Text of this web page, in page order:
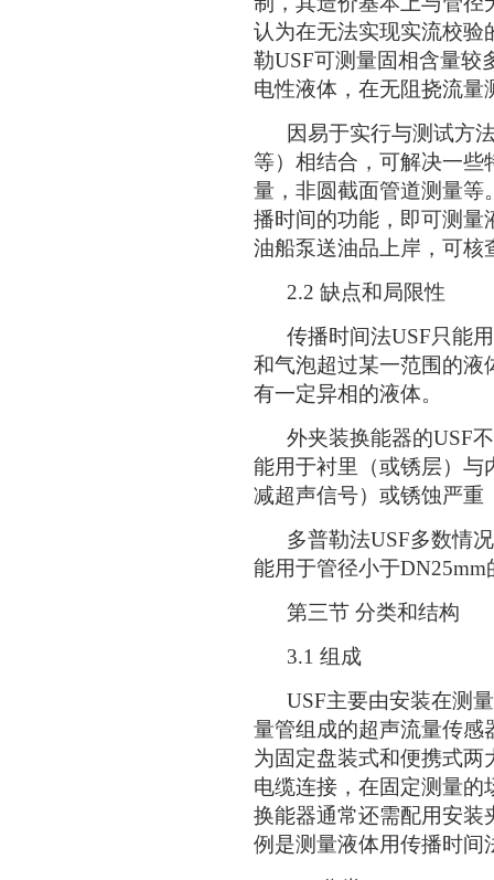
认为在无法实现实流校验
勒USF可测量固相含量较
电性液体，在无阻挠流
因易于实行与测试方法
等）相结合，可解决一些
量，非圆截面管道测量等
播时间的功能，即可测量
油船泵送油品上岸，可核
2.2 缺点和局限性
传播时间法USF只能用
和气泡超过某一范围的液
有一定异相的液体。
外夹装换能器的USF不
能用于衬里（或锈层）与
减超声信号）或锈蚀严重
多普勒法USF多数情况
能用于管径小于DN25mm
第三节 分类和结构
3.1 组成
USF主要由安装在测量
量管组成的超声流量传感
为固定盘装式和便携式
电缆连接，在固定测量
换能器通常还需配用安装
例是测量液体用传播时间